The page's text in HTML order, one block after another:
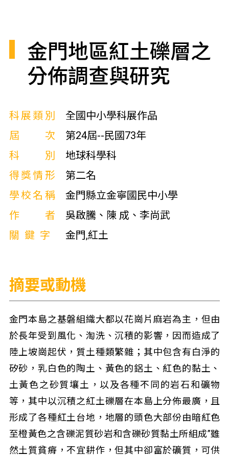
金門地區紅土礫層之
分佈調查與研究
科展類別
全國中小學科展作品
屆次
第24屆--民國73年
科別
地球科學科
得獎情形
第二名
學校名稱
金門縣立金寧國民中小學
作者
吳啟騰、陳 成、李尚武
關鍵字
金門,紅土
摘要或動機
金門本島之基磐組織大都以花崗片麻岩為主，但由
於長年受到風化、淘洗、沉積的影響，因而造成了
陸上坡崗起伏，質土種類繁雜；其中包含有白淨的
矽砂，乳白色的陶土、黃色的鋁土、紅色的黏土、
土黃色之砂質壤土，以及各種不同的岩石和礦物
等，其中以沉積之紅土礫層在本島上分佈最廣，且
形成了各種紅土台地，地層的頭色大部份由暗紅色
至橙黃色之含礫泥質砂岩和含礫砂質黏土所組成”雖
然土質貧瘠，不宜耕作，但其中卻富於礦質，可供